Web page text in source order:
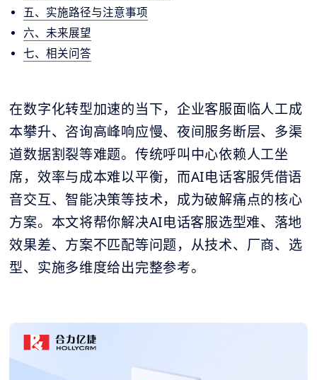
五、实施路径与注意事项
六、未来展望
七、相关问答
在数字化转型加速的当下，企业客服面临人工成
本攀升、咨询高峰响应慢、夜间服务断层、多渠
道数据割裂等难题。传统呼叫中心依赖人工坐
席，效率与成本难以平衡，而AI电话客服凭借语
音交互、智能决策等技术，成为破解痛点的核心
方案。本文将帮你解决AI电话客服选型难、落地
效果差、方案不匹配等问题，从技术、厂商、选
型、实施多维度给出完整参考。